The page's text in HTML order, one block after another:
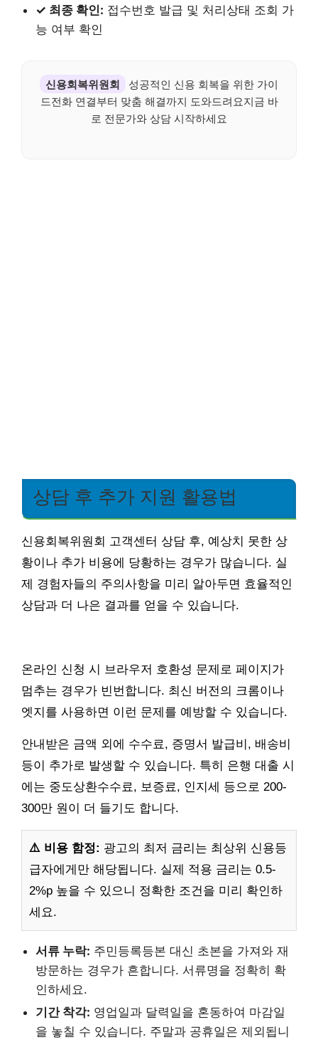
✓ 최종 확인: 접수번호 발급 및 처리상태 조회 가
능 여부 확인
신용회복위원회
성공적인 신용 회복을 위한 가이
드전화 연결부터 맞춤 해결까지 도와드려요지금 바
로 전문가와 상담 시작하세요
상담 후 추가 지원 활용법
신용회복위원회 고객센터 상담 후, 예상치 못한 상
황이나 추가 비용에 당황하는 경우가 많습니다. 실
제 경험자들의 주의사항을 미리 알아두면 효율적인
상담과 더 나은 결과를 얻을 수 있습니다.
온라인 신청 시 브라우저 호환성 문제로 페이지가
멈추는 경우가 빈번합니다. 최신 버전의 크롬이나
엣지를 사용하면 이런 문제를 예방할 수 있습니다.
안내받은 금액 외에 수수료, 증명서 발급비, 배송비
등이 추가로 발생할 수 있습니다. 특히 은행 대출 시
에는 중도상환수수료, 보증료, 인지세 등으로 200-
300만 원이 더 들기도 합니다.
⚠️ 비용 함정: 광고의 최저 금리는 최상위 신용등
급자에게만 해당됩니다. 실제 적용 금리는 0.5-
2%p 높을 수 있으니 정확한 조건을 미리 확인하
세요.
서류 누락: 주민등록등본 대신 초본을 가져와 재
방문하는 경우가 흔합니다. 서류명을 정확히 확
인하세요.
기간 착각: 영업일과 달력일을 혼동하여 마감일
을 놓칠 수 있습니다. 주말과 공휴일은 제외됩니